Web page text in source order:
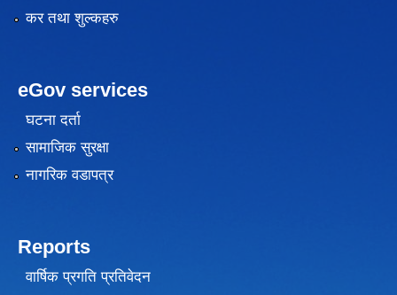
कर तथा शुल्कहरु
eGov services
घटना दर्ता
सामाजिक सुरक्षा
नागरिक वडापत्र
Reports
वार्षिक प्रगति प्रतिवेदन